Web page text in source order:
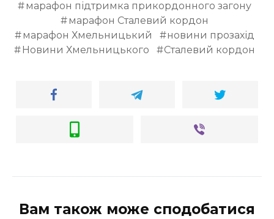
марафон підтримка прикордонного загону
марафон Сталевий кордон
марафон Хмельницький
новини прозахід
Новини Хмельницького
Сталевий кордон
Вам також може сподобатися